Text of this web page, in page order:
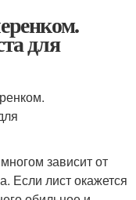
для
зависит от
Если лист окажется